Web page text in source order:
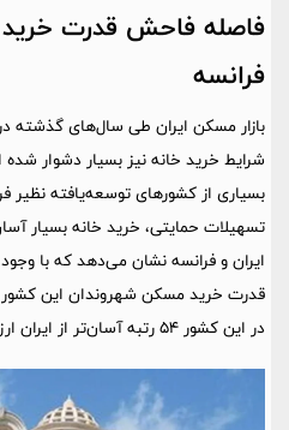
فاصله فاحش قدرت
فرانسه
بازار مسکن ایران طی سال‌های گذشته
شرایط خرید خانه نیز بسیار دشوار
بسیاری از کشورهای توسعه‌یافته نظیر
تسهیلات حمایتی، خرید خانه بسیار
ایران و فرانسه نشان می‌دهد که با
قدرت خرید مسکن شهروندان این کشور
در این کشور ۵۴ رتبه آسان‌تر از ایران ارزیابی می‌شود.